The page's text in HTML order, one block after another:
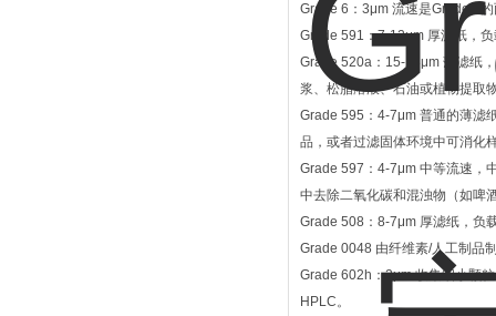
Grade 6：3μm 流速是Grade 5
Grade 591：7-12μm 厚滤纸，
Grade 520a：15-18μm 薄滤纸
浆、松脂溶液、石油或植物提取
Grade 595：4-7μm 普通的薄滤
品，或者过滤固体环境中可消化
Grade 597：4-7μm 中等流速，
中去除二氧化碳和混浊物（如啤
Grade 508：8-7μm 厚滤纸，负
Grade 0048 由纤维素/人工制品
Grade 602h：2μm 收集细小颗
HPLC。